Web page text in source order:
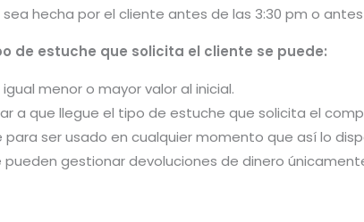
hecha por el cliente antes de las 3:30 pm o
de estuche que solicita el cliente se puede:
menor o mayor valor al inicial.
a que llegue el tipo de estuche que solicita el
ser usado en cualquier momento que así lo
pueden gestionar devoluciones de dinero